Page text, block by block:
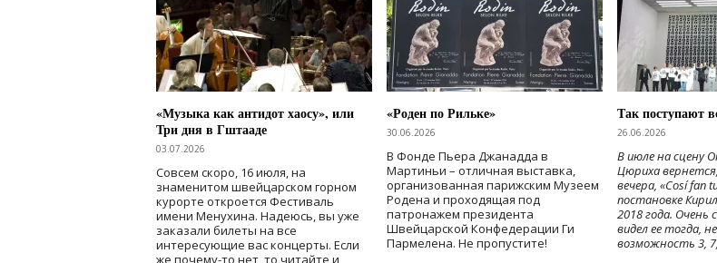
«Музыка как антидот хаосу», или
Три дня в Гштааде
03.07.2026
Совсем скоро, 16 июля, на
знаменитом швейцарском горном
курорте откроется Фестиваль
имени Менухина. Надеюсь, вы уже
заказали билеты на все
интересующие вас концерты. Если
же почему-то нет, то читайте и
«Роден по Рильке»
30.06.2026
В Фонде Пьера Джанадда в
Мартиньи – отличная выставка,
организованная парижским Музеем
Родена и проходящая под
патронажем президента
Швейцарской Конфедерации Ги
Пармелена. Не пропустите!
Так поступают
26.06.2026
В июле на сцену
Цюриха
вечера, «Cosí fan
постановке
2018 года.
видел ее тогда,
возможность 3,